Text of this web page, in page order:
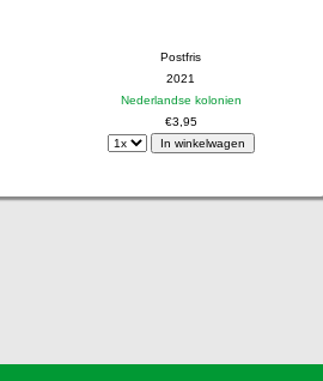
Postfris
2021
Nederlandse kolonien
€3,95